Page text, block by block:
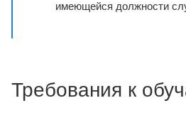
имеющейся должности
Требования к